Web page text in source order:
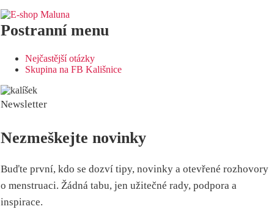
Postranní menu
Nejčastější otázky
Skupina na FB Kališnice
Newsletter
Nezmeškejte novinky
Buďte první, kdo se dozví tipy, novinky a otevřené rozhovory
o menstruaci. Žádná tabu, jen užitečné rady, podpora a
inspirace.